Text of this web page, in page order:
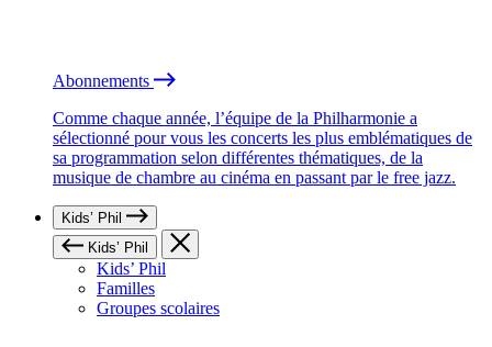
Abonnements
Comme chaque année, l’équipe de la Philharmonie a
sélectionné pour vous les concerts les plus emblématiques de
sa programmation selon différentes thématiques, de la
musique de chambre au cinéma en passant par le free jazz.
Kids’ Phil
Kids’ Phil
Kids’ Phil
Familles
Groupes scolaires